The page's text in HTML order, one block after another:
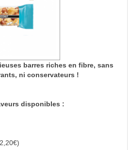
barres riches en fibre, sans
ni conservateurs !
disponibles :